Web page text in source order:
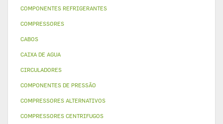
COMPONENTES REFRIGERANTES
COMPRESSORES
CABOS
CAIXA DE AGUA
CIRCULADORES
COMPONENTES DE PRESSÃO
COMPRESSORES ALTERNATIVOS
COMPRESSORES CENTRIFUGOS